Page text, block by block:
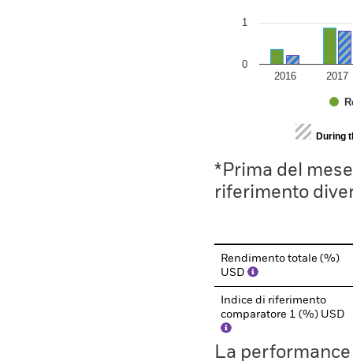
2016 2017
0
1
End of interactive chart.
During
*Prima del
riferimento
Rendimento totale (%)
USD
Indice di riferimento
comparatore 1 (%) USD
La